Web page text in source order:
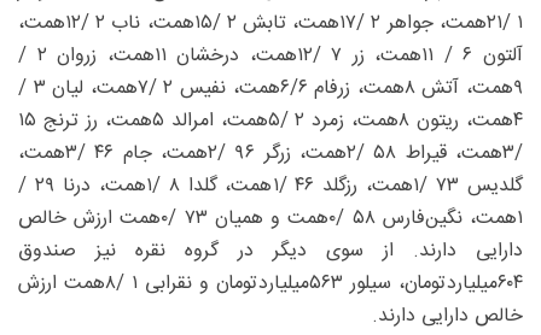
۱ /۲۱‌همت، جواهر ۲ /۱۷‌همت، تابش ۲ /۱۵‌همت، ناب ۲ /۱۲‌همت،
آلتون ۶ / ۱۱‌همت، زر ۷ /۱۲‌همت، درخشان ۱۱‌همت، زروان ۲ /
۹‌همت، آتش ۸‌همت، زرفام ۶/۶‌همت، نفیس ۲ /۷‌همت، لیان ۳ /
۴‌همت، ریتون ۸‌همت، زمرد ۲ /۵‌همت، امرالد ۵‌همت، رز ترنج ۱۵
/۳‌همت، قیراط ۵۸ /۲‌همت، زرگر ۹۶ /۲‌همت، جام ۴۶ /۳‌همت،
گلدیس ۷۳ /۱‌همت، رزگلد ۴۶ /۱‌همت، گلدا ۸ /۱‌همت، درنا ۲۹ /
۱‌همت، نگین‌فارس ۵۸ /۰‌همت و همیان ۷۳ /۰‌همت ارزش خالص
دارایی دارند. از سوی دیگر در گروه نقره نیز صندوق
۶۰۴‌میلیارد‌تومان، سیلور ۵۶۳‌میلیارد‌تومان و نقرابی ۱ /۸‌همت ارزش
خالص دارایی دارند.